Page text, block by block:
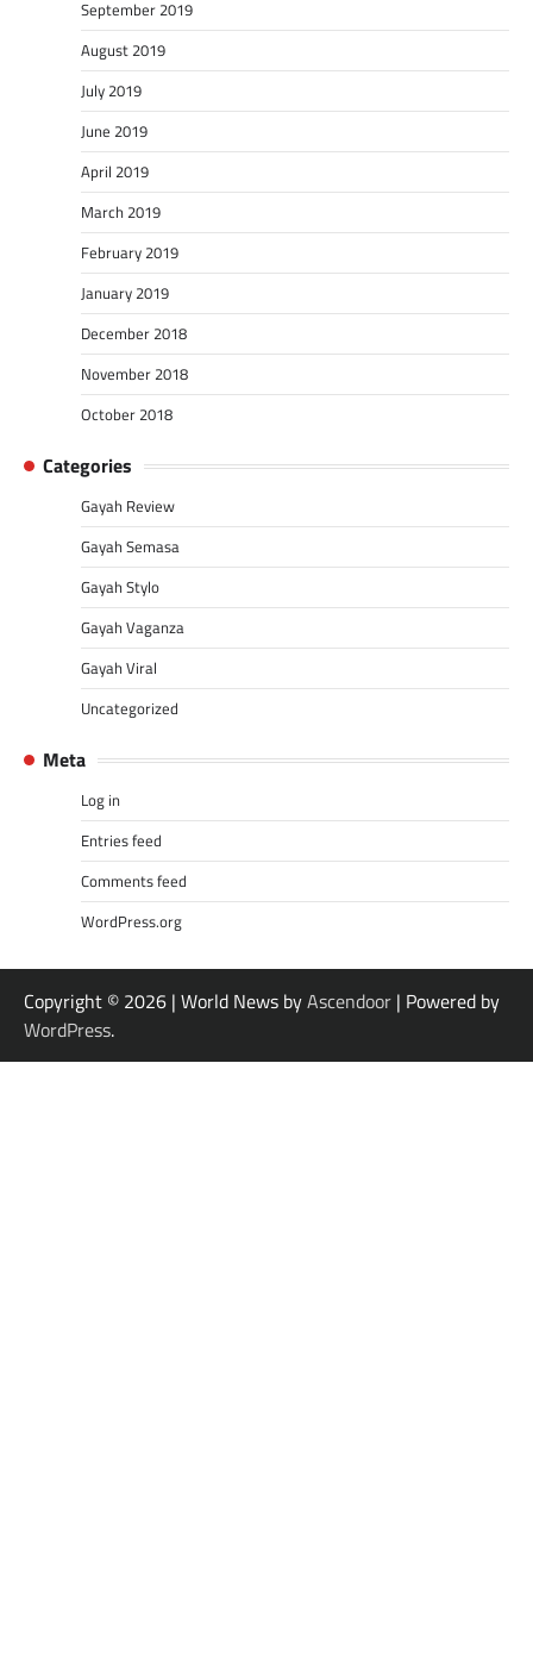
September 2019
August 2019
July 2019
June 2019
April 2019
March 2019
February 2019
January 2019
December 2018
November 2018
October 2018
Categories
Gayah Review
Gayah Semasa
Gayah Stylo
Gayah Vaganza
Gayah Viral
Uncategorized
Meta
Log in
Entries feed
Comments feed
WordPress.org
Copyright © 2026 | World News byAscendoor | Powered by
WordPress.